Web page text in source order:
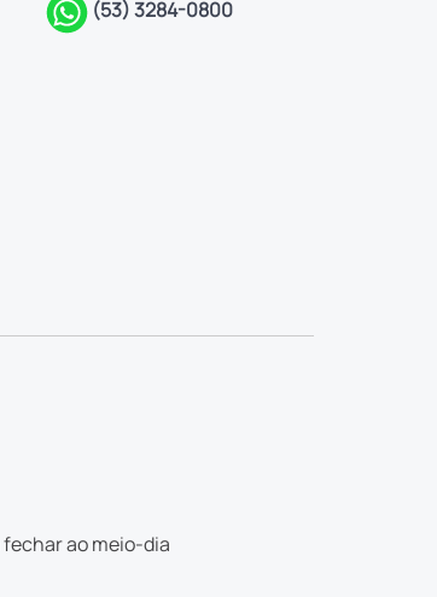
(53) 3284-0800
fechar ao meio-dia